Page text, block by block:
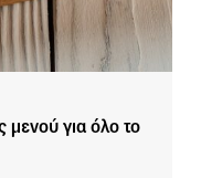
μενού για όλο το